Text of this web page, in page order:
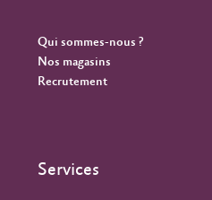
Qui sommes-nous ?
Nos magasins
Recrutement
Services